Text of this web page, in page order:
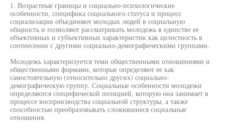
1. Возрастные границы и социально-психологические
особенности, специфика социального статуса и процесс
социализации объединяют молодых людей в социальную
общность и позволяют рассматривать молодежь в единстве ее
объективных и субъективных характеристик как целостность в
соотнесении с другими социально-демографическими группами.
Молодежь характеризуется теми общественными отношениями и
общественными формами, которые определяют ее как
самостоятельную (относительно других) социально-
демографическую группу. Социальные особенности молодежи
определяются специфической позицией, которую она занимает в
процессе воспроизводства социальной структуры, а также
способностью преобразовывать сложившиеся социальные
отношения.